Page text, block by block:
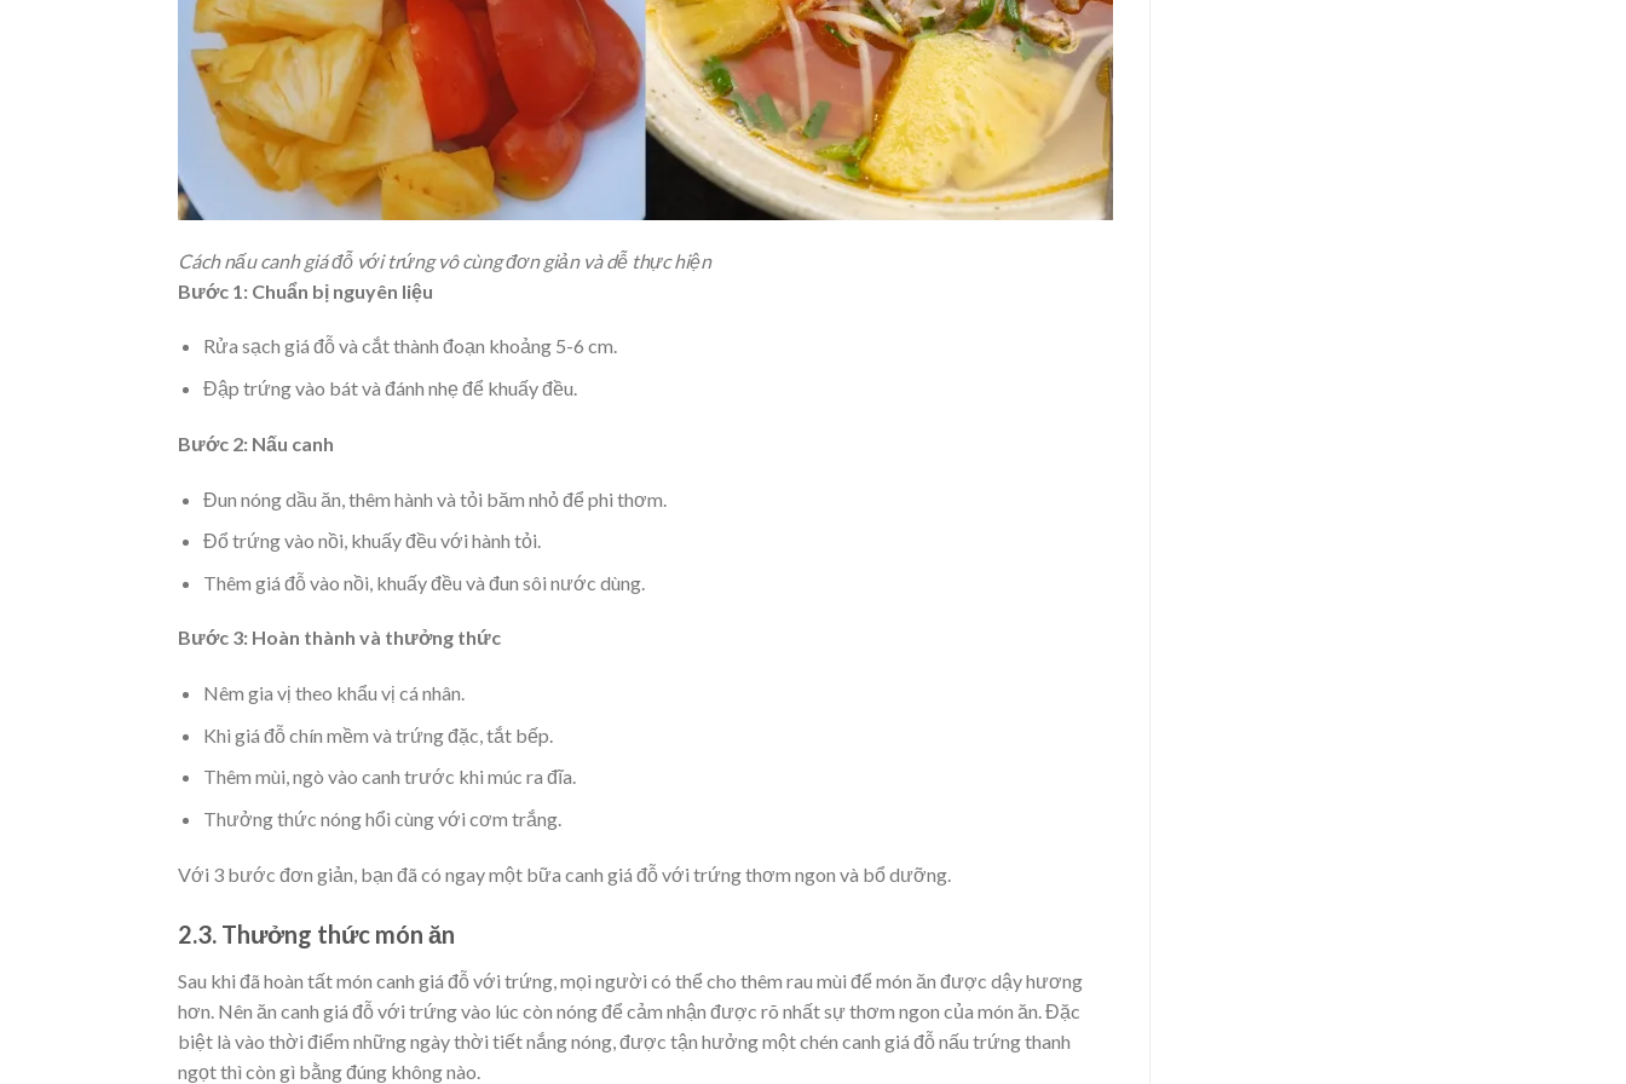
Cách nấu canh giá đỗ với trứng vô cùng đơn giản và dễ thực hiện
Bước 1: Chuẩn bị nguyên liệu
Rửa sạch giá đỗ và cắt thành đoạn khoảng 5-6 cm.
Đập trứng vào bát và đánh nhẹ để khuấy đều.
Bước 2: Nấu canh
Đun nóng dầu ăn, thêm hành và tỏi băm nhỏ để phi thơm.
Đổ trứng vào nồi, khuấy đều với hành tỏi.
Thêm giá đỗ vào nồi, khuấy đều và đun sôi nước dùng.
Bước 3: Hoàn thành và thưởng thức
Nêm gia vị theo khẩu vị cá nhân.
Khi giá đỗ chín mềm và trứng đặc, tắt bếp.
Thêm mùi, ngò vào canh trước khi múc ra đĩa.
Thưởng thức nóng hổi cùng với cơm trắng.
Với 3 bước đơn giản, bạn đã có ngay một bữa canh giá đỗ với trứng thơm ngon và bổ dưỡng.
2.3. Thưởng thức món ăn
Sau khi đã hoàn tất món canh giá đỗ với trứng, mọi người có thể cho thêm rau mùi để món ăn được dậy hương
hơn. Nên ăn canh giá đỗ với trứng vào lúc còn nóng để cảm nhận được rõ nhất sự thơm ngon của món ăn. Đặc
biệt là vào thời điểm những ngày thời tiết nắng nóng, được tận hưởng một chén canh giá đỗ nấu trứng thanh
ngọt thì còn gì bằng đúng không nào.